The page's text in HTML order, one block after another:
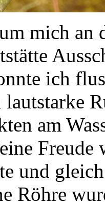
mich an
ich
am
und
Röhre